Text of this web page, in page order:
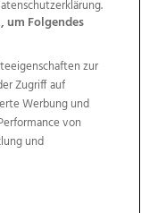
Wimmer
Ischler Woche
Immobilien
Galerien
wirtrauern.at
um Folgendes
zur
Zugriff auf
Werbung und
von
und